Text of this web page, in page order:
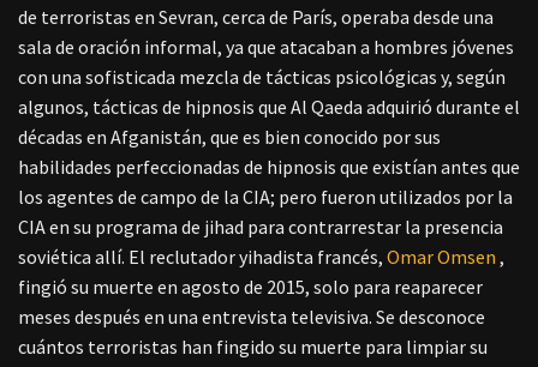
de terroristas en Sevran, cerca de París, operaba desde una
sala de oración informal, ya que atacaban a hombres jóvenes
con una sofisticada mezcla de tácticas psicológicas y, según
algunos, tácticas de hipnosis que Al Qaeda adquirió durante el
décadas en Afganistán, que es bien conocido por sus
habilidades perfeccionadas de hipnosis que existían antes que
los agentes de campo de la CIA; pero fueron utilizados por la
CIA en su programa de jihad para contrarrestar la presencia
soviética allí. El reclutador yihadista francés, Omar Omsen ,
fingió su muerte en agosto de 2015, solo para reaparecer
meses después en una entrevista televisiva. Se desconoce
cuántos terroristas han fingido su muerte para limpiar su